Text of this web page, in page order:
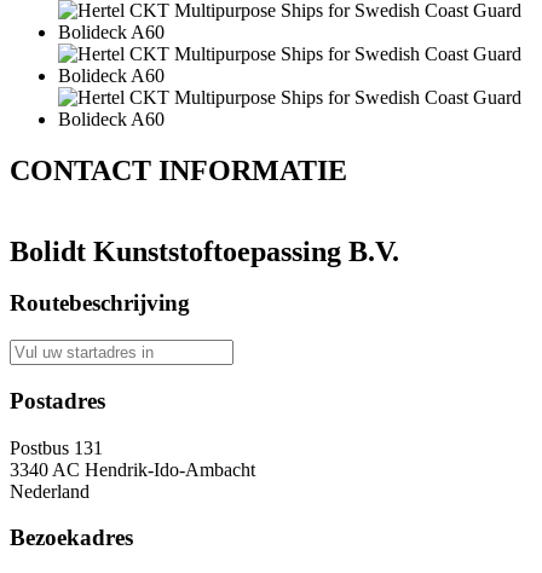
CONTACT INFORMATIE
Bolidt Kunststoftoepassing B.V.
Routebeschrijving
Postadres
Postbus 131
3340 AC Hendrik-Ido-Ambacht
Nederland
Bezoekadres